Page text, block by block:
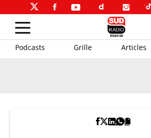
Podcasts Grille Articles